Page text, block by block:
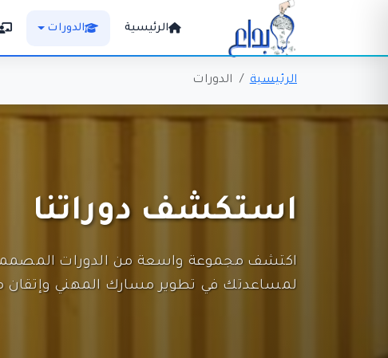
الرئيسية الدورات
الرئيسية الدورات
استكشف دوراتنا
اكتشف مجموعة واسعة من الدورات
لمساعدتك في تطوير مسارك المهني وإتقان